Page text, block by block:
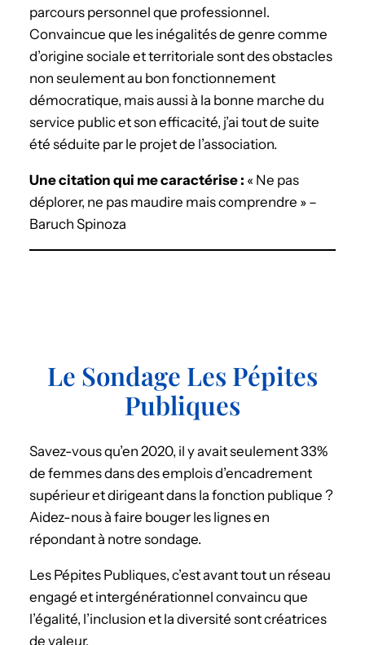
parcours personnel que professionnel.
Convaincue que les inégalités de genre comme
d’origine sociale et territoriale sont des obstacles
non seulement au bon fonctionnement
démocratique, mais aussi à la bonne marche du
service public et son efficacité, j’ai tout de suite
été séduite par le projet de l’association.
Une citation qui me caractérise : « Ne pas
déplorer, ne pas maudire mais comprendre » –
Baruch Spinoza
Le Sondage Les Pépites
Publiques
Savez-vous qu’en 2020, il y avait seulement 33%
de femmes dans des emplois d’encadrement
supérieur et dirigeant dans la fonction publique ?
Aidez-nous à faire bouger les lignes en
répondant à notre sondage.
Les Pépites Publiques, c’est avant tout un réseau
engagé et intergénérationnel convaincu que
l’égalité, l’inclusion et la diversité sont créatrices
de valeur.